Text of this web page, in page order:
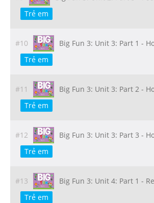
Trẻ em
#10
Big Fun 3: Unit 3: Part 1 -
Trẻ em
#11
Big Fun 3: Unit 3: Part 2 -
Trẻ em
#12
Big Fun 3: Unit 3: Part 3 -
Trẻ em
#13
Big Fun 3: Unit 4: Part 1 -
Trẻ em